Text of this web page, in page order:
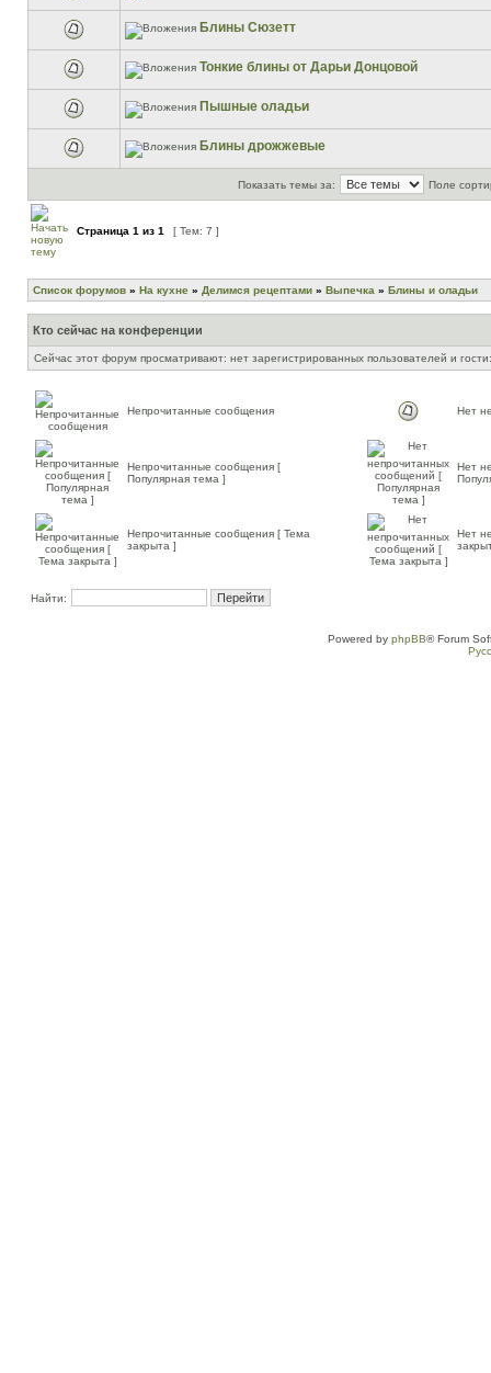
Блины Сюзетт
Тонкие блины от Дарьи Донцовой
Пышные оладьи
Блины дрожжевые
Показать темы за: Поле
Страница 1 из 1 [ Тем: 7 ]
Список форумов » На кухне » Делимся рецептами » Выпечка » Блины и оладьи
Кто сейчас на конференции
Сейчас этот форум просматривают: нет зарегистрированных пользователей и
Непрочитанные сообщения Нет
Непрочитанные сообщения [
Популярная тема ]
Нет
Непрочитанные сообщения [ Тема
закрыта ]
Нет
Найти:
Powered by phpBB® Forum